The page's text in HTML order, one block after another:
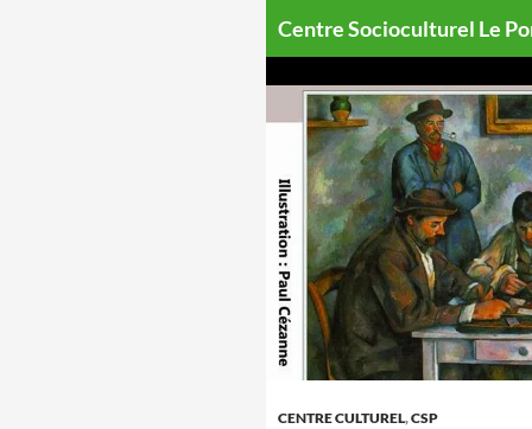
Centre Socioculturel Le
CENTRE CULTUREL,CSP